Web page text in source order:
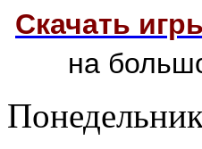
Скачать
на